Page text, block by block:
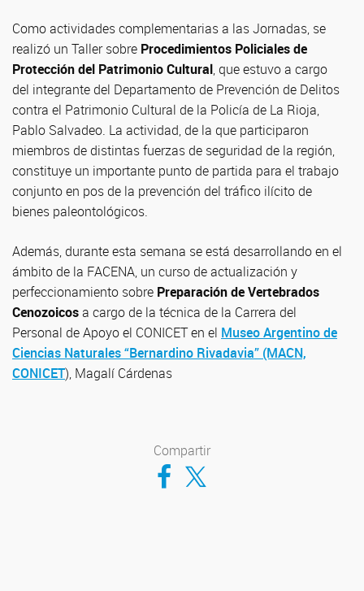
Como actividades complementarias a las Jornadas, se
realizó un Taller sobre Procedimientos Policiales de
Protección del Patrimonio Cultural, que estuvo a cargo
del integrante del Departamento de Prevención de Delitos
contra el Patrimonio Cultural de la Policía de La Rioja,
Pablo Salvadeo. La actividad, de la que participaron
miembros de distintas fuerzas de seguridad de la región,
constituye un importante punto de partida para el trabajo
conjunto en pos de la prevención del tráfico ilícito de
bienes paleontológicos.
Además, durante esta semana se está desarrollando en el
ámbito de la FACENA, un curso de actualización y
perfeccionamiento sobre Preparación de Vertebrados
Cenozoicosa cargo de la técnica de la Carrera del
Personal de Apoyo el CONICET en el Museo Argentino de
Ciencias Naturales “Bernardino Rivadavia” (MACN,
CONICET), Magalí Cárdenas
Compartir
Compartir en Facebook
Compartir en Twitter